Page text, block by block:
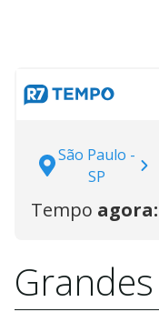
São Paulo -
SP
Tempo agora: